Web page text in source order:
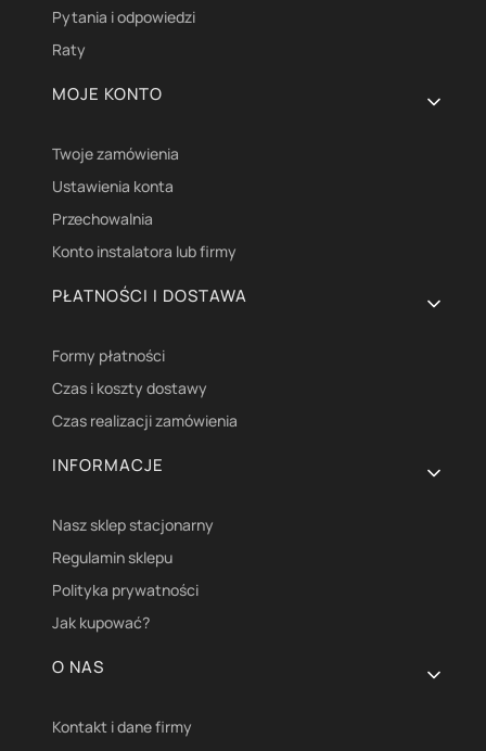
Pytania i odpowiedzi
Raty
MOJE KONTO
Twoje zamówienia
Ustawienia konta
Przechowalnia
Konto instalatora lub firmy
PŁATNOŚCI I DOSTAWA
Formy płatności
Czas i koszty dostawy
Czas realizacji zamówienia
INFORMACJE
Nasz sklep stacjonarny
Regulamin sklepu
Polityka prywatności
Jak kupować?
O NAS
Kontakt i dane firmy